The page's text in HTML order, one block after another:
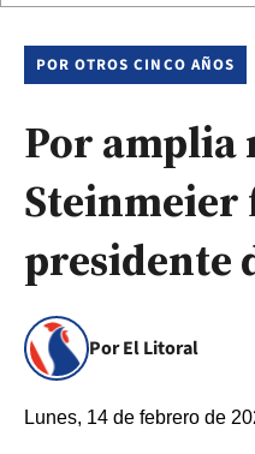
POR OTROS CINCO AÑOS
Por amplia
Steinmeier
presidente
Por El Litoral
Lunes, 14 de febrero de